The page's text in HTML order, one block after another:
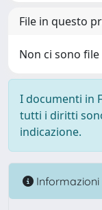
File in questo
Non ci sono
I documenti in
tutti i diritti
indicazione.
Informazioni